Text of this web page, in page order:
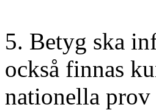
5. Betyg ska
också finnas
nationella prov